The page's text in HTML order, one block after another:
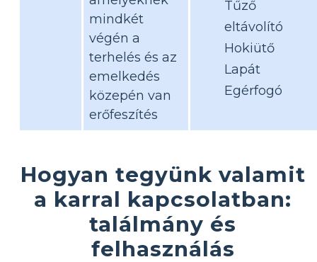
mindkét
végén a
terhelés és az
emelkedés
közepén van
erőfeszítés
Tűző
eltávolító
Hokiütő
Lapát
Egérfogó
Hogyan tegyünk valamit
a karral kapcsolatban:
találmány és
felhasználás